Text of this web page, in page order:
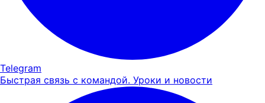
Telegram
Быстрая связь с командой. Уроки и новости